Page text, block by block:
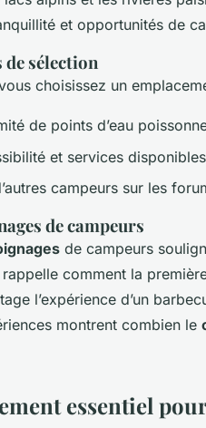
et opportunités de
sélection
choisissez un
de points d’eau
et services
campeurs sur les
de campeurs
de campeurs
comment la
l’expérience d’un
montrent combien le
essentiel